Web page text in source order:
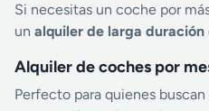
Si necesitas un coche por
un alquiler de larga duración
Alquiler de coches por
Perfecto para quienes